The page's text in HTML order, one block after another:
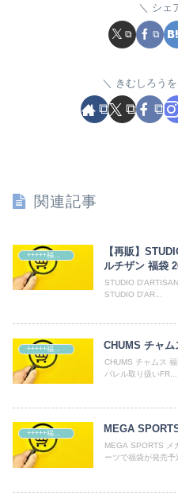
シェ
きむしろう
関連記事
【再販】
ルチザン 福袋
STUDIO
STUDIO D'AR...
CHUMS チャ
CHUMS チャムス
パレル取り扱いFR...
MEGA
MEGA SPORTS メ
ーツで福袋が発売予